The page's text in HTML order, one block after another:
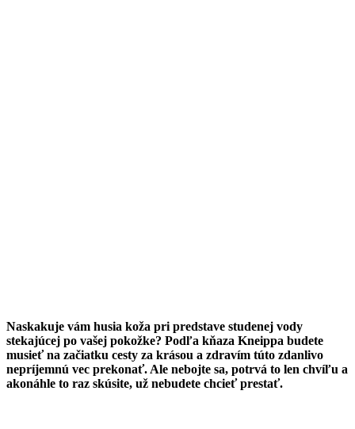
Naskakuje vám husia koža pri predstave studenej vody
stekajúcej po vašej pokožke? Podľa kňaza Kneippa budete
musieť na začiatku cesty za krásou a zdravím túto zdanlivo
nepríjemnú vec prekonať. Ale nebojte sa, potrvá to len chvíľu a
akonáhle to raz skúsite, už nebudete chcieť prestať.